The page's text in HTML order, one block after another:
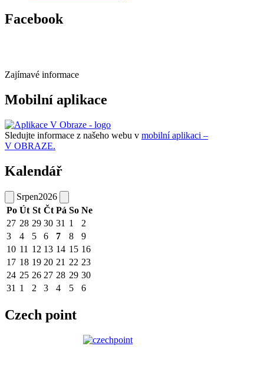
Facebook
Zajímavé informace
Mobilní aplikace
Sledujte informace z našeho webu v mobilní aplikaci –
V OBRAZE.
Kalendář
Srpen2026
Po Út St Čt Pá So Ne
27 28 29 30 31 1
2
3
4 5 6 7 8
9
10 11 12 13 14 15 16
17 18 19 20 21 22 23
24 25 26 27 28 29 30
31 1 2 3 4 5 6
Czech point